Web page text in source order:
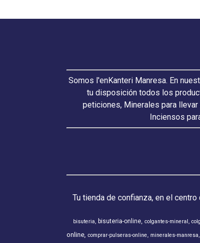
Somos l'enKanteri Manresa. En
tu disposición todos los
peticiones, Minerales para llevar
Inciensos
Tu tienda de confianza, en el
bisuteria bisuteria-online colgantes-mineral
online comprar-pulseras-online minerales-manresa